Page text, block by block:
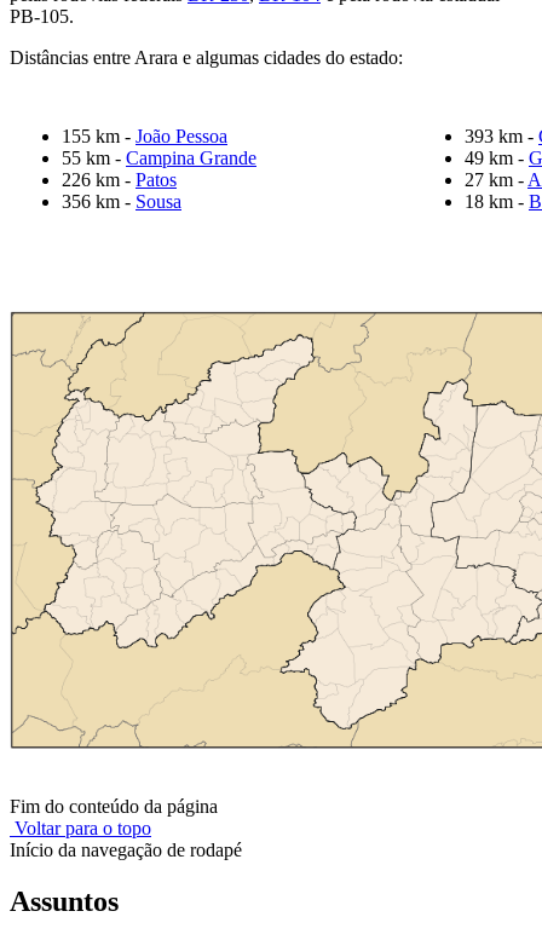
PB-105.
Distâncias entre Arara e algumas cidades do estado:
155 km - João Pessoa
55 km - Campina Grande
226 km - Patos
356 km - Sousa
393 km -
49 km -
27 km -
18 km -
Fim do conteúdo da página
Voltar para o topo
Início da navegação de rodapé
Assuntos